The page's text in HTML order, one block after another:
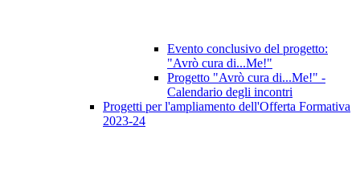
Evento conclusivo del progetto:
"Avrò cura di...Me!"
Progetto "Avrò cura di...Me!" -
Calendario degli incontri
Progetti per l'ampliamento dell'Offerta Formativa
2023-24